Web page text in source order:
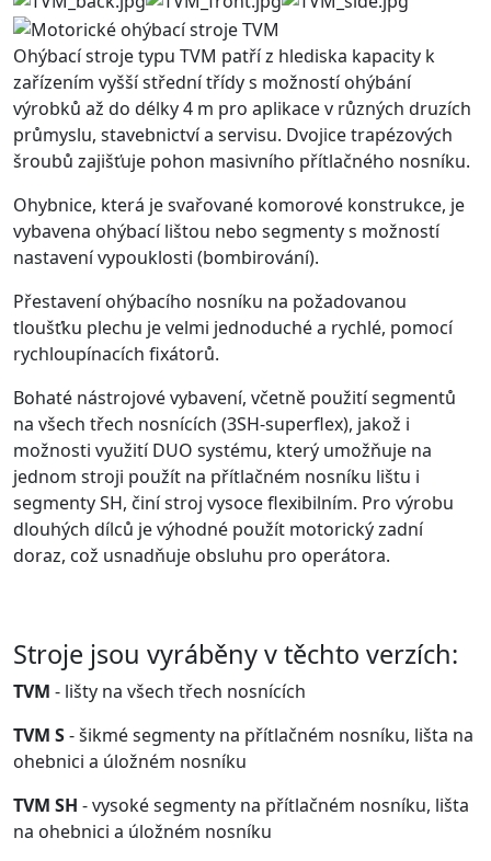
Ohýbací stroje typu TVM patří z hlediska kapacity k
zařízením vyšší střední třídy s možností ohýbání
výrobků až do délky 4 m pro aplikace v různých druzích
průmyslu, stavebnictví a servisu. Dvojice trapézových
šroubů zajišťuje pohon masivního přítlačného nosníku.
Ohybnice, která je svařované komorové konstrukce, je
vybavena ohýbací lištou nebo segmenty s možností
nastavení vypouklosti (bombirování).
Přestavení ohýbacího nosníku na požadovanou
tloušťku plechu je velmi jednoduché a rychlé, pomocí
rychloupínacích fixátorů.
Bohaté nástrojové vybavení, včetně použití segmentů
na všech třech nosnících (3SH-superflex), jakož i
možnosti využití DUO systému, který umožňuje na
jednom stroji použít na přítlačném nosníku lištu i
segmenty SH, činí stroj vysoce flexibilním. Pro výrobu
dlouhých dílců je výhodné použít motorický zadní
doraz, což usnadňuje obsluhu pro operátora.
Stroje jsou vyráběny v těchto verzích:
TVM - lišty na všech třech nosnících
TVM S- šikmé segmenty na přítlačném nosníku, lišta na
ohebnici a úložném nosníku
TVM SH - vysoké segmenty na přítlačném nosníku, lišta
na ohebnici a úložném nosníku